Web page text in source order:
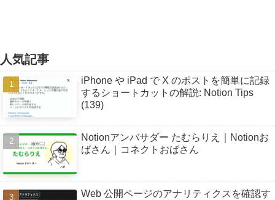
人気記事
iPhone や iPad で X のポストを簡単に記録
するショートカットの解説: Notion Tips
(139)
Notionアンバサダー たむらりえ｜Notionお
ばさん｜コネクトおばさん
Web 公開ページのアナリティクスを確認す